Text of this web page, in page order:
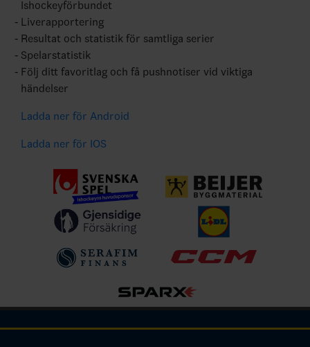
Ishockeyförbundet
Liverapportering
Resultat och statistik för samtliga serier
Spelarstatistik
Följ ditt favoritlag och få pushnotiser vid viktiga
händelser
Ladda ner för Android
Ladda ner för IOS